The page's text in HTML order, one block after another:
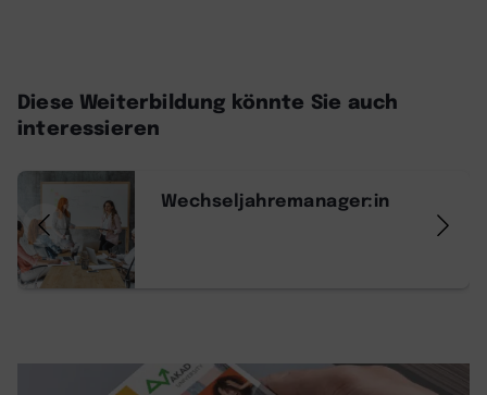
Diese Weiterbildung könnte Sie auch
interessieren
Wechseljahremanager:in